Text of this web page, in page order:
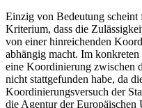
Einzig von Bedeutung
Kriterium, dass die
von einer hinreichenden
abhängig macht. Im
eine Koordinierung zwischen
nicht stattgefunden habe, da
Koordinierungsversuch der
die Agentur der